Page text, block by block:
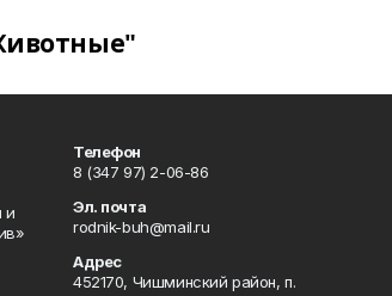
и
Телефон
8 (347 97) 2-06-86
Эл. почта
rodnik-buh@mail.ru
Адрес
452170, Чишминский район, п.